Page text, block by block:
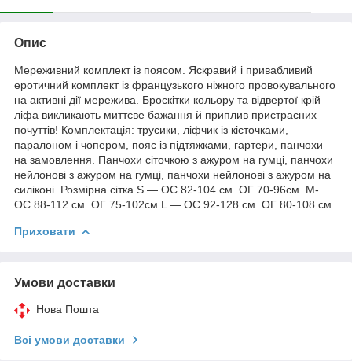
Опис
Мереживний комплект із поясом. Яскравий і привабливий
еротичний комплект із французького ніжного провокувального
на активні дії мережива. Броскітки кольору та відвертої крій
ліфа викликають миттєве бажання й приплив пристрасних
почуттів! Комплектація: трусики, ліфчик із кісточками,
паралоном і чопером, пояс із підтяжками, гартери, панчохи
на замовлення. Панчохи сіточкою з ажуром на гумці, панчохи
нейлонові з ажуром на гумці, панчохи нейлонові з ажуром на
силіконі. Розмірна сітка S — ОС 82-104 см. ОГ 70-96см. M-
ОС 88-112 см. ОГ 75-102см L — ОС 92-128 см. ОГ 80-108 см
Приховати
Умови доставки
Нова Пошта
Всі умови доставки